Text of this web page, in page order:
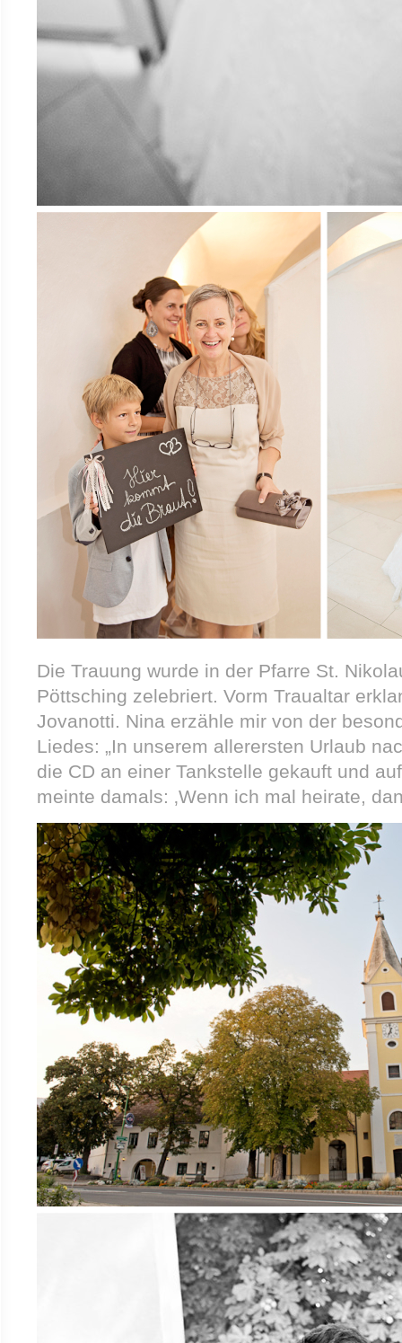
Die Trauung wurde in der Pfarre St.
Pöttsching zelebriert. Vorm Traualtar
Jovanotti. Nina erzähle mir von der
Liedes: „In unserem allerersten Urlaub
die CD an einer Tankstelle gekauft und
meinte damals: ‚Wenn ich mal heirate,